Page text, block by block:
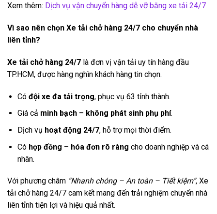
Xem thêm: Dịch vụ vận chuyển hàng dễ vỡ bằng xe tải 24/7
Vì sao nên chọn Xe tải chở hàng 24/7 cho chuyển nhà
liên tỉnh?
Xe tải chở hàng 24/7 là đơn vị vận tải uy tín hàng đầu
TP.HCM, được hàng nghìn khách hàng tin chọn.
Có đội xe đa tải trọng, phục vụ 63 tỉnh thành.
Giá cả minh bạch – không phát sinh phụ phí.
Dịch vụ hoạt động 24/7, hỗ trợ mọi thời điểm.
Có hợp đồng – hóa đơn rõ ràng cho doanh nghiệp và cá
nhân.
Với phương châm “Nhanh chóng – An toàn – Tiết kiệm”, Xe
tải chở hàng 24/7 cam kết mang đến trải nghiệm chuyển nhà
liên tỉnh tiện lợi và hiệu quả nhất.